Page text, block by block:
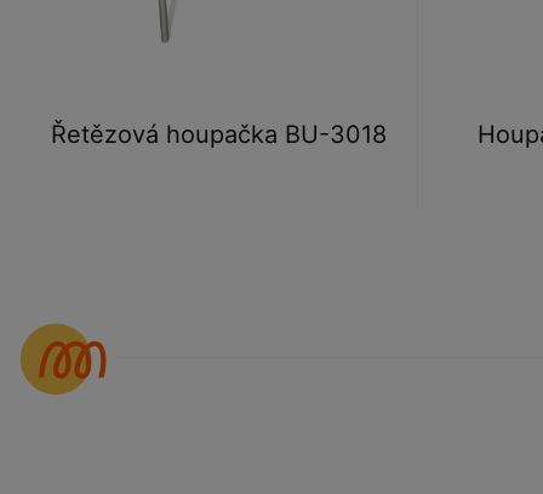
Řetězová houpačka BU-3018